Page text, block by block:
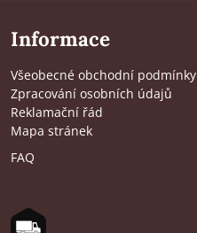
Informace
Všeobecné obchodní podmínky
Zpracování osobních údajů
Reklamační řád
Mapa stránek
FAQ